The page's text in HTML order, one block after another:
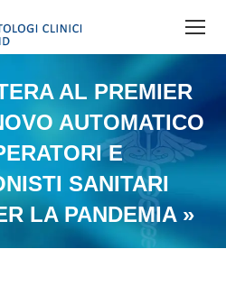
AL PREMIER
AUTOMATICO
E
SANITARI
LA PANDEMIA »